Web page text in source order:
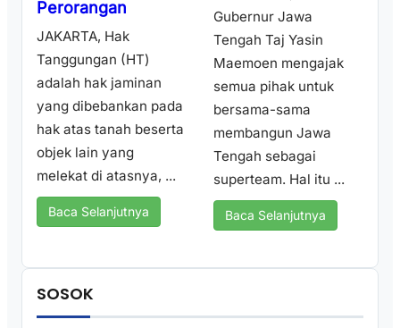
Perorangan
JAKARTA, Hak
Tanggungan (HT)
adalah hak jaminan
yang dibebankan pada
hak atas tanah beserta
objek lain yang
melekat di atasnya, ...
Baca Selanjutnya
Gubernur Jawa
Tengah Taj Yasin
Maemoen mengajak
semua pihak untuk
bersama-sama
membangun Jawa
Tengah sebagai
superteam. Hal itu ...
Baca Selanjutnya
SOSOK